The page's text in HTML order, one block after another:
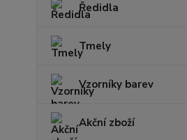
Ředidla
Tmely
Vzorníky barev
Akční zboží